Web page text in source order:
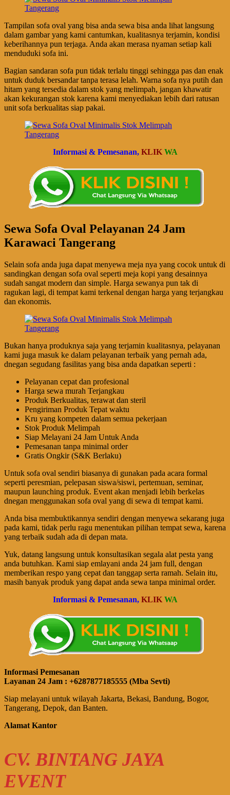
Tampilan sofa oval yang bisa anda sewa bisa anda lihat langsung
dalam gambar yang kami cantumkan, kualitasnya terjamin, kondisi
keberihannya pun terjaga. Anda akan merasa nyaman setiap kali
menduduki sofa ini.
Bagian sandaran sofa pun tidak terlalu tinggi sehingga pas dan enak
untuk duduk bersandar tanpa terasa lelah. Warna sofa nya putih dan
hitam yang tersedia dalam stok yang melimpah, jangan khawatir
akan kekurangan stok karena kami menyediakan lebih dari ratusan
unit sofa berkualitas siap pakai.
Informasi & Pemesanan, KLIK WA
Sewa Sofa Oval Pelayanan 24 Jam
Karawaci Tangerang
Selain sofa anda juga dapat menyewa meja nya yang cocok untuk di
sandingkan dengan sofa oval seperti meja kopi yang desainnya
sudah sangat modern dan simple. Harga sewanya pun tak di
ragukan lagi, di tempat kami terkenal dengan harga yang terjangkau
dan ekonomis.
Bukan hanya produknya saja yang terjamin kualitasnya, pelayanan
kami juga masuk ke dalam pelayanan terbaik yang pernah ada,
dnegan segudang fasilitas yang bisa anda dapatkan seperti :
Pelayanan cepat dan profesional
Harga sewa murah Terjangkau
Produk Berkualitas, terawat dan steril
Pengiriman Produk Tepat waktu
Kru yang kompeten dalam semua pekerjaan
Stok Produk Melimpah
Siap Melayani 24 Jam Untuk Anda
Pemesanan tanpa minimal order
Gratis Ongkir (S&K Berlaku)
Untuk sofa oval sendiri biasanya di gunakan pada acara formal
seperti peresmian, pelepasan siswa/siswi, pertemuan, seminar,
maupun launching produk. Event akan menjadi lebih berkelas
dnegan menggunakan sofa oval yang di sewa di tempat kami.
Anda bisa membuktikannya sendiri dengan menyewa sekarang juga
pada kami, tidak perlu ragu menentukan pilihan tempat sewa, karena
yang terbaik sudah ada di depan mata.
Yuk, datang langsung untuk konsultasikan segala alat pesta yang
anda butuhkan. Kami siap emlayani anda 24 jam full, dengan
memberikan respo yang cepat dan tanggap serta ramah. Selain itu,
masih banyak produk yang dapat anda sewa tanpa minimal order.
Informasi & Pemesanan, KLIK WA
Informasi Pemesanan
Layanan 24 Jam : +6287877185555 (Mba Sevti)
Siap melayani untuk wilayah Jakarta, Bekasi, Bandung, Bogor,
Tangerang, Depok, dan Banten.
Alamat Kantor
CV. BINTANG JAYA
EVENT